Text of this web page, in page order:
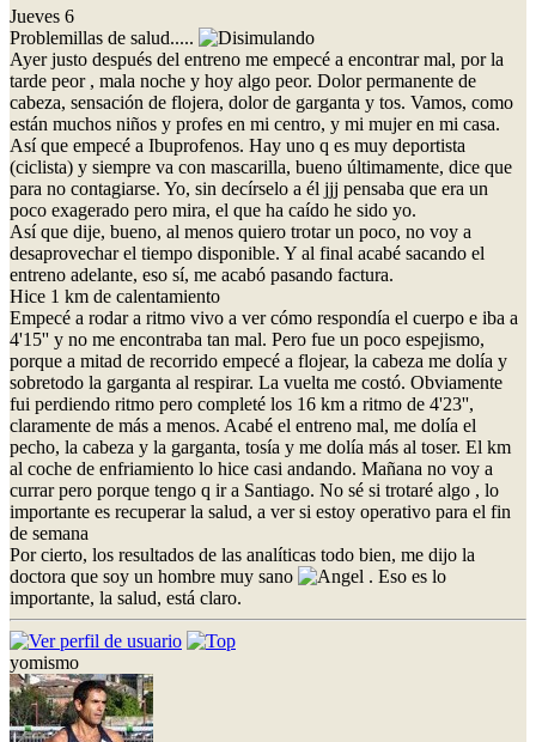
Jueves 6
Problemillas de salud.....
Ayer justo después del entreno me empecé a encontrar mal, por la
tarde peor , mala noche y hoy algo peor. Dolor permanente de
cabeza, sensación de flojera, dolor de garganta y tos. Vamos, como
están muchos niños y profes en mi centro, y mi mujer en mi casa.
Así que empecé a Ibuprofenos. Hay uno q es muy deportista
(ciclista) y siempre va con mascarilla, bueno últimamente, dice que
para no contagiarse. Yo, sin decírselo a él jjj pensaba que era un
poco exagerado pero mira, el que ha caído he sido yo.
Así que dije, bueno, al menos quiero trotar un poco, no voy a
desaprovechar el tiempo disponible. Y al final acabé sacando el
entreno adelante, eso sí, me acabó pasando factura.
Hice 1 km de calentamiento
Empecé a rodar a ritmo vivo a ver cómo respondía el cuerpo e iba a
4'15'' y no me encontraba tan mal. Pero fue un poco espejismo,
porque a mitad de recorrido empecé a flojear, la cabeza me dolía y
sobretodo la garganta al respirar. La vuelta me costó. Obviamente
fui perdiendo ritmo pero completé los 16 km a ritmo de 4'23'',
claramente de más a menos. Acabé el entreno mal, me dolía el
pecho, la cabeza y la garganta, tosía y me dolía más al toser. El km
al coche de enfriamiento lo hice casi andando. Mañana no voy a
currar pero porque tengo q ir a Santiago. No sé si trotaré algo , lo
importante es recuperar la salud, a ver si estoy operativo para el fin
de semana
Por cierto, los resultados de las analíticas todo bien, me dijo la
doctora que soy un hombre muy sano
. Eso es lo
importante, la salud, está claro.
yomismo